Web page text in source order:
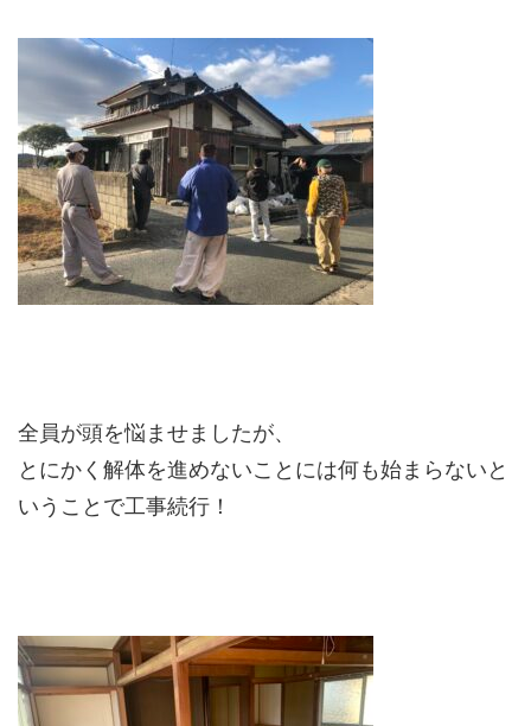
全員が頭を悩ませましたが、
とにかく解体を進めないことには何も始まらないと
いうことで工事続行！